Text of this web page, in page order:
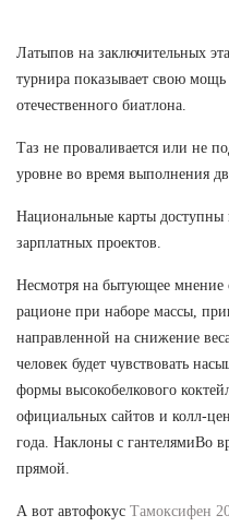
Латыпов на заключительных
турнира показывает свою мощь
отечественного биатлона.
Таз не проваливается или не
уровне во время выполнения
Национальные карты
зарплатных проектов.
Несмотря на бытующее мнение
рационе при наборе массы,
направленной на снижение
человек будет чувствовать
формы высокобелкового
официальных сайтов и колл-
года. Наклоны с гантелямиВо
прямой.
А вот автофокус Тамоксифен